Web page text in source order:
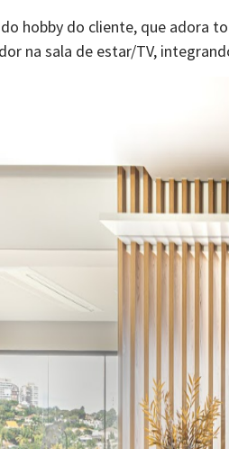
hobby do cliente, que adora
na sala de estar/TV,